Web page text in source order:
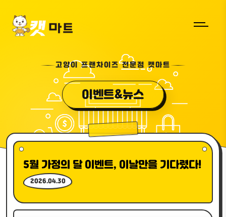
고양이 프랜차이즈 전문점 캣마트
이벤트&뉴스
5월 가정의 달 이벤트, 이날만을 기다렸다!
2026.04.30